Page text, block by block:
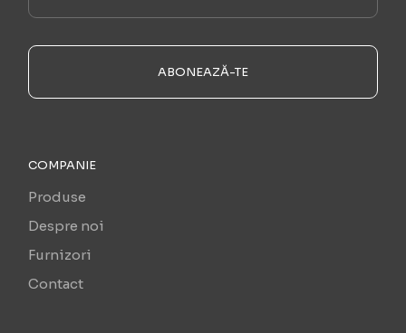
ABONEAZĂ-TE
COMPANIE
Produse
Despre noi
Furnizori
Contact